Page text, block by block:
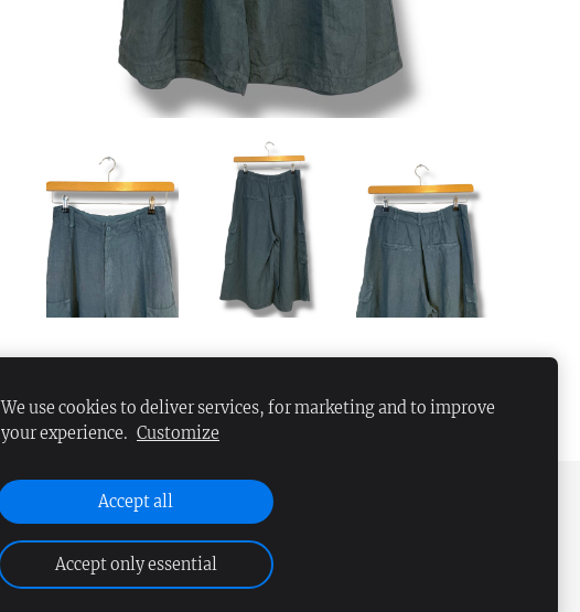
We use cookies to deliver services, for marketing and to improve
your experience. Customize
Accept all
Accept only essential